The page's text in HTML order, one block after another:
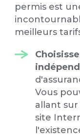
permis est
meilleurs
Vous
allant
site